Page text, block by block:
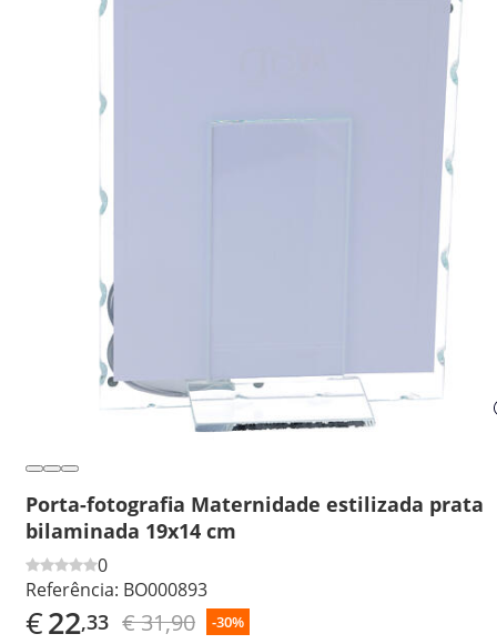
Porta-fotografia Maternidade estilizada prata
bilaminada 19x14 cm
0
Referência: BO000893
€22,33 € 31,90 -30%